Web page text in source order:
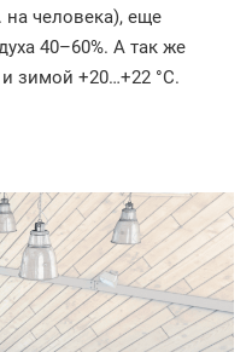
на человека), еще
40–60%. А так же
зимой +20…+22 °C.